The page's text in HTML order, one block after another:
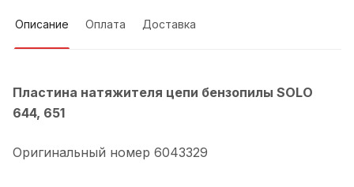
Описание Оплата Доставка
Пластина натяжителя цепи бензопилы SOLO
644, 651
Оригинальный номер 6043329